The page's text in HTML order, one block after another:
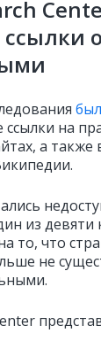
ссылки
на
а также
из девяти
то, что
не